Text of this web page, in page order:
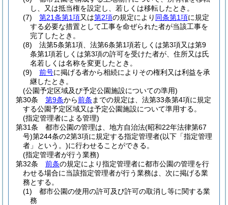
し、又は抵当権を設定し、若しくは移転したとき。
(7)
第21条第1項又は第2項の規定により 同条第1項に規定
する必要な措置として工事を命ぜられた者が当該工事を
完了したとき。
(8)
法第5条第1項、法第6条第1項若しくは第3項又は第9
条第1項若しくは第3項の許可を受けた者が、住所又は氏
名若しくは名称を変更したとき。
(9)
前号に掲げる者から相続によりその権利又は利益を承
継したとき。
(公園予定区域及び予定公園施設についての準用)
第30条
第9条から前条 までの規定は、法第33条第4項に規定
する公園予定区域又は予定公園施設について準用する。
(指定管理者による管理)
第31条
都市公園の管理は、地方自治法(昭和22年法律第67
号)第244条の2第3項に規定する指定管理者(以下「指定管理
者」という。)に行わせることができる。
(指定管理者が行う業務)
第32条
前条の規定により指定管理者に都市公園の管理を行
わせる場合に当該指定管理者が行う業務は、次に掲げる業
務とする。
(1)
都市公園の使用の許可及び許可の取消し等に関する業
務